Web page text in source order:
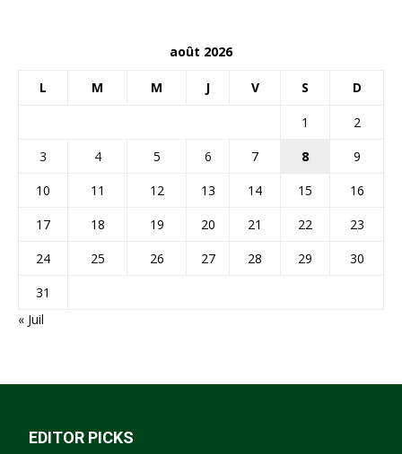
août 2026
L M M J V S D
1
2
3
4 5 6 7 8
9
10
11 12 13 14 15
16
17
18 19 20 21 22
23
24
25 26 27 28 29
30
31
« Juil
EDITOR PICKS